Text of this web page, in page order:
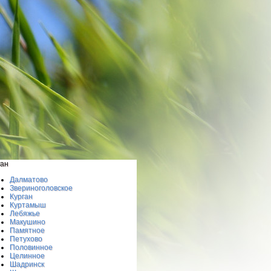
Далматово
Звериноголовское
Курган
Куртамыш
Лебяжье
Макушино
Памятное
Петухово
Половинное
Целинное
Шадринск